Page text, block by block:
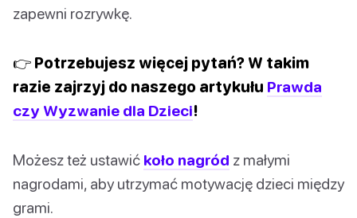
zapewni rozrywkę.
👉 Potrzebujesz więcej pytań? W takim
razie zajrzyj do naszego artykułu Prawda
czy Wyzwanie dla Dzieci!
Możesz też ustawić koło nagród z małymi
nagrodami, aby utrzymać motywację dzieci między
grami.